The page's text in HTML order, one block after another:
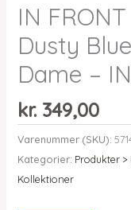
IN
Dusty
Dame –
kr.349,00
Varenummer (SKU):
Kategorier: Produkter >
Kollektioner